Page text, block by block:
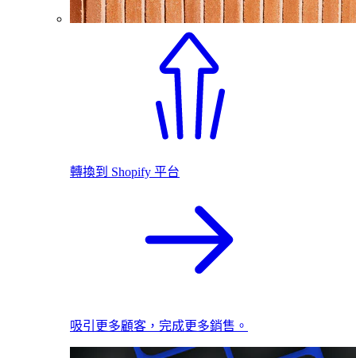
轉換到 Shopify 平台
吸引更多顧客，完成更多銷售。